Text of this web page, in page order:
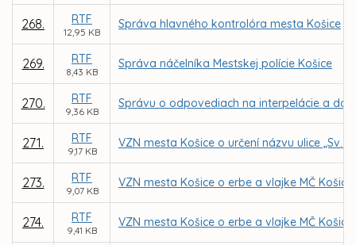
268. RTF
12,95 KB
Správa hlavného kontrolóra mesta Košice
269. RTF
8,43 KB
Správa náčelníka Mestskej polície Košice
270. RTF
9,36 KB
Správu o odpovediach na interpelácie a
271. RTF
9,17 KB
VZN mesta Košice o určení názvu ulice „Sv.
273. RTF
9,07 KB
VZN mesta Košice o erbe a vlajke MČ
274. RTF
9,41 KB
VZN mesta Košice o erbe a vlajke MČ